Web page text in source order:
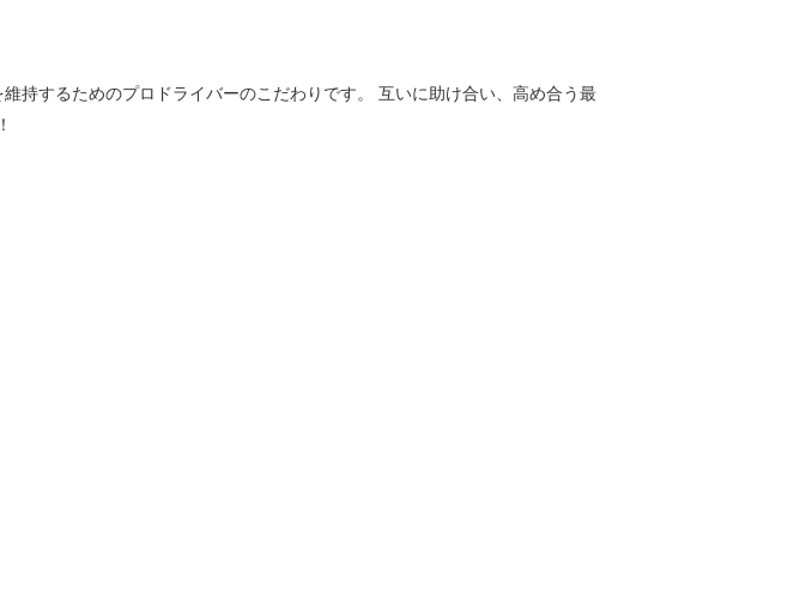
持するためのプロドライバーのこだわりです。 互いに助け合い、高め合う最